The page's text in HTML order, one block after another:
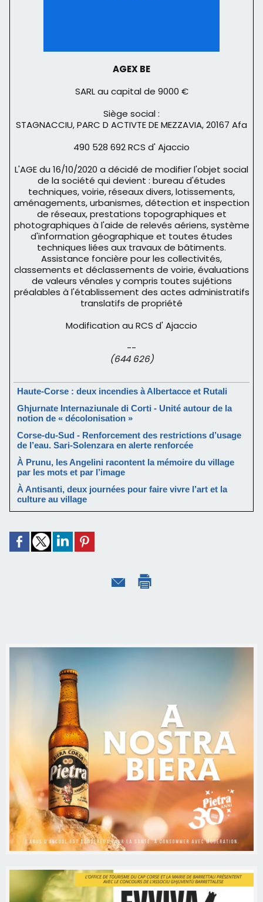
AGEX BE
SARL au capital de 9000 €
Siège social :
STAGNACCIU, PARC D ACTIVTE DE MEZZAVIA, 20167 Afa
490 528 692 RCS d' Ajaccio
L'AGE du 16/10/2020 a décidé de modifier l'objet social
de la société qui devient : bureau d'études
techniques, voirie, réseaux divers, lotissements,
aménagements, urbanismes, détection et inspection
de réseaux, prestations topographiques et
photographiques à l'aide de relevés aériens, système
d'information géographique et toutes études
techniques liées aux travaux de bâtiments.
Assistance foncière pour les collectivités,
classements et déclassements de voirie, évaluations
de valeurs vénales y compris toutes sujétions
préalables à l'établissement des actes administratifs
translatifs de propriété
Modification au RCS d' Ajaccio
--
(644 626)
Haute-Corse : deux incendies à Albertacce et Rutali
Ghjurnate Internaziunale di Corti - Unité autour de la
notion de « décolonisation »
Corse-du-Sud - Renforcement des restrictions d’usage
de l’eau. Sari-Solenzara en alerte renforcée
À Prunu, les Angelini racontent la mémoire du village
par les mots et par l’image
À Antisanti, deux journées pour faire vivre l’art et la
culture au village